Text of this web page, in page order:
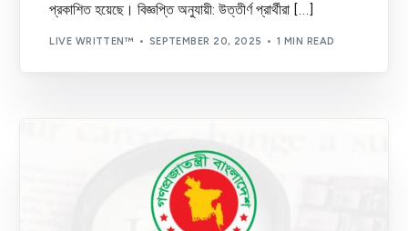
প্রকাশিত হয়েছে। বিজ্ঞপ্তি অনুযায়ী: উত্তীর্ণ প্রার্থীরা […]
LIVE WRITTEN™ SEPTEMBER 20, 2025 1 MIN READ